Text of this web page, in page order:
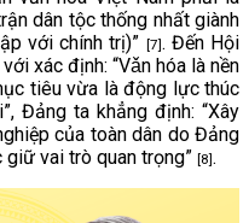
dân tộc thống nhất giành
với chính trị)” [7]. Đến Hội
xác định: “Vǎn hóa là nền
tiêu vừa là động lực thúc
Đảng ta khẳng định: “Xây
của toàn dân do Đảng
vai trò quan trọng” [8].